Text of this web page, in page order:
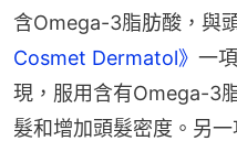
含Omega-3脂肪酸，與
Cosmet Dermatol》 一
現，服用含有Omega-3
髮和增加頭髮密度。另一